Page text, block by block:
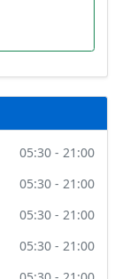
05:30 - 21:00
05:30 - 21:00
05:30 - 21:00
05:30 - 21:00